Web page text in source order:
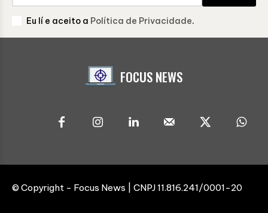
Eu lí e aceito a Política de Privacidade.
FOCUS NEWS
© Copyright - Focus News | CNPJ 11.816.241/0001-20